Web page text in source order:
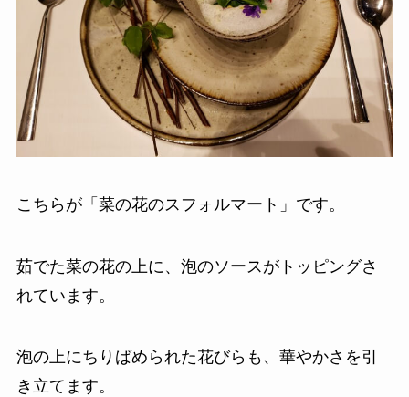
こちらが「菜の花のスフォルマート」です。
茹でた菜の花の上に、泡のソースがトッピングさ
れています。
泡の上にちりばめられた花びらも、華やかさを引
き立てます。